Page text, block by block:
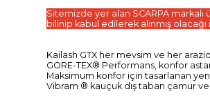
Sitemizde yer alan SCARPA markalı
bilinip kabul edilerek alınmış
Kailash GTX her mevsim ve her
GORE-TEX® Performans, konfor
Maksimum konfor için tasarlanan
Vibram ® kauçuk dış taban çamur ve